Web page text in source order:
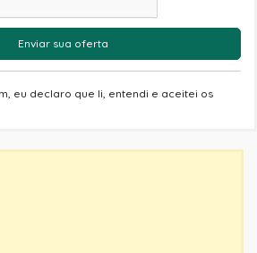
Enviar sua oferta
eu declaro que li, entendi e aceitei os